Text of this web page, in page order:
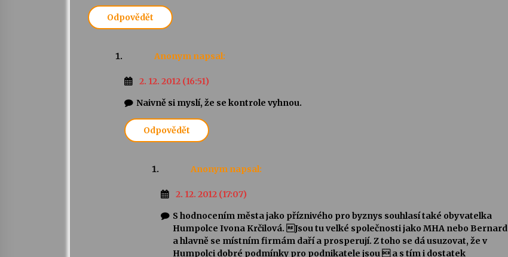
Odpovědět
Anonym napsal:
2. 12. 2012 (16:51)
Naivně si myslí, že se kontrole vyhnou.
Odpovědět
Anonym napsal:
2. 12. 2012 (17:07)
S hodnocením města jako příznivého pro byznys souhlasí také obyvatelka
Humpolce Ivona Krčilová. Jsou tu velké společnosti jako MHA nebo Bernard
a hlavně se místním firmám daří a prosperují. Z toho se dá usuzovat, že v
Humpolci dobré podmínky pro podnikatele jsou  a s tím i dostatek